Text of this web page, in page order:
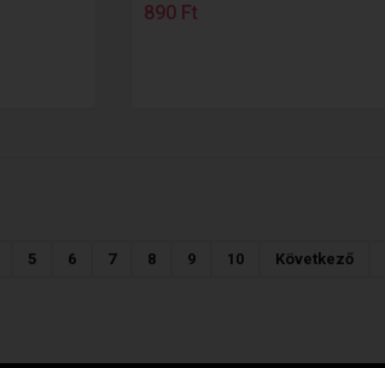
890 Ft
5 6 7 8 9 10 Következő